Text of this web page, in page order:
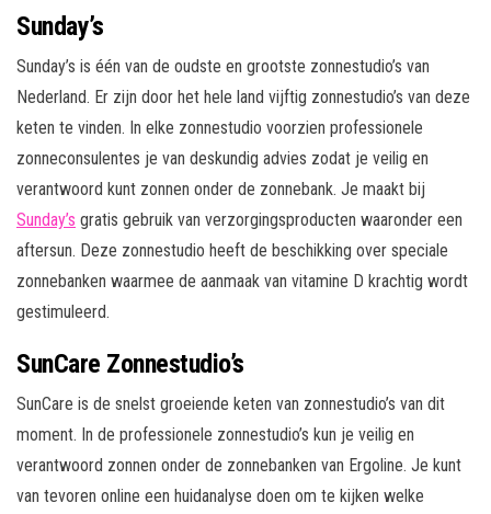
Sunday’s
Sunday’s is één van de oudste en grootste zonnestudio’s van
Nederland. Er zijn door het hele land vijftig zonnestudio’s van deze
keten te vinden. In elke zonnestudio voorzien professionele
zonneconsulentes je van deskundig advies zodat je veilig en
verantwoord kunt zonnen onder de zonnebank. Je maakt bij
Sunday’s gratis gebruik van verzorgingsproducten waaronder een
aftersun. Deze zonnestudio heeft de beschikking over speciale
zonnebanken waarmee de aanmaak van vitamine D krachtig wordt
gestimuleerd.
SunCare Zonnestudio’s
SunCare is de snelst groeiende keten van zonnestudio’s van dit
moment. In de professionele zonnestudio’s kun je veilig en
verantwoord zonnen onder de zonnebanken van Ergoline. Je kunt
van tevoren online een huidanalyse doen om te kijken welke